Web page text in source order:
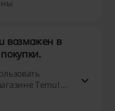
возможен в
Temu!